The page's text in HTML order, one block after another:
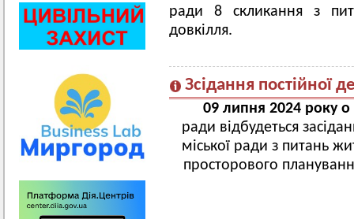
ради 8 скликання з
довкілля.
Зсідання постійної
09 липня 2024 року
ради відбудеться
міської ради з питань
просторового